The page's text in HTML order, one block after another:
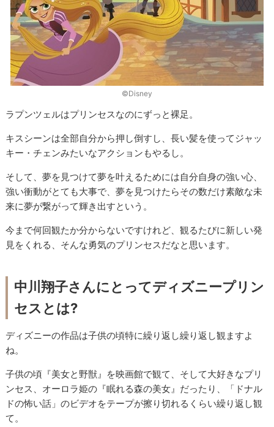
©︎Disney
ラプンツェルはプリンセスなのにずっと裸足。
キスシーンは全部自分から押し倒すし、長い髪を使ってジャッ
キー・チェンみたいなアクションもやるし。
そして、夢を見つけて夢を叶えるためには自分自身の強い心、
強い衝動がとても大事で、夢を見つけたらその数だけ素敵な未
来に夢が繋がって輝き出すという。
今まで何回観たか分からないですけれど、観るたびに新しい発
見をくれる、そんな勇気のプリンセスだなと思います。
中川翔子さんにとってディズニープリン
セスとは?
ディズニーの作品は子供の頃特に繰り返し繰り返し観ますよ
ね。
子供の頃『美女と野獣』を映画館で観て、そして大好きなプリ
ンセス、オーロラ姫の『眠れる森の美女』だったり、「ドナル
ドの怖い話」のビデオをテープが擦り切れるくらい繰り返し観
て。